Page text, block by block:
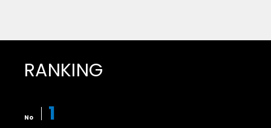
RANKING
No 1